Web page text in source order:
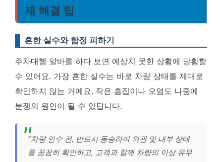
제 해결 팁
흔한 실수와 함정 피하기
주차대행 알바를 하다 보면 예상치 못한 상황에 당황할
수 있어요. 가장 흔한 실수는 바로 차량 상태를 제대로
확인하지 않는 거예요. 작은 흠집이나 오염도 나중에
분쟁의 원인이 될 수 있답니다.
“차량 인수 전, 반드시 동승하여 외관 및 내부 상태
를 꼼꼼히 확인하고, 고객과 함께 차량의 이상 유무